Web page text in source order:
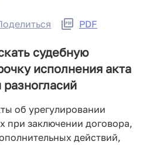
PDF
судебную
исполнения акта
об урегулировании
при заключении договора,
действий,